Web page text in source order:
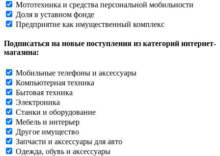
Мототехника и средства персональной мобильности
Доля в уставном фонде
Предприятие как имущественный комплекс
Подписаться на новые поступления из категорий интернет-
магазина:
Мобильные телефоны и аксессуары
Компьютерная техника
Бытовая техника
Электроника
Станки и оборудование
Мебель и интерьер
Другое имущество
Запчасти и аксессуары для авто
Одежда, обувь и аксессуары